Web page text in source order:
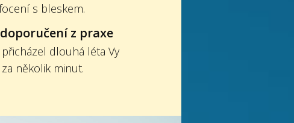
s bleskem.
z praxe
dlouhá léta Vy
několik minut.